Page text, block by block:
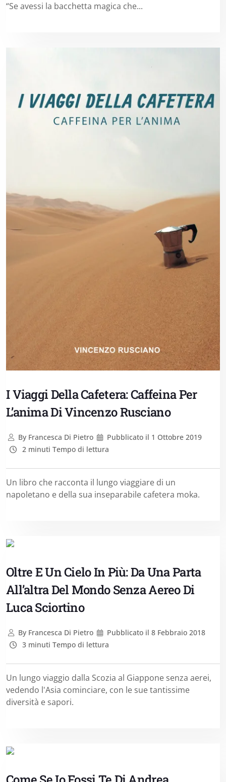
“Se avessi la bacchetta magica che...
I Viaggi Della Cafetera: Caffeina Per
L’anima Di Vincenzo Rusciano
ByFrancesca Di Pietro Pubblicato il 1 Ottobre 2019
2 minuti Tempo di lettura
Un libro che racconta il lungo viaggiare di un
napoletano e della sua inseparabile cafetera moka.
Oltre E Un Cielo In Più: Da Una Parta
All’altra Del Mondo Senza Aereo Di
Luca Sciortino
ByFrancesca Di Pietro Pubblicato il 8 Febbraio 2018
3 minuti Tempo di lettura
Un lungo viaggio dalla Scozia al Giappone senza aerei,
vedendo l'Asia cominciare, con le sue tantissime
diversità e sapori.